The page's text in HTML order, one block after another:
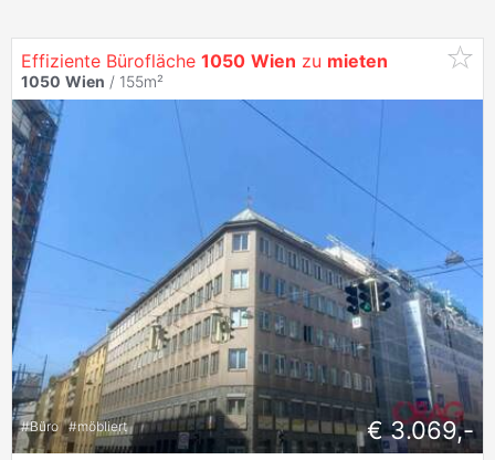
Effiziente Bürofläche 1050 Wien zu mieten
1050 Wien / 155m²
#Büro #möbliert € 3.069,-